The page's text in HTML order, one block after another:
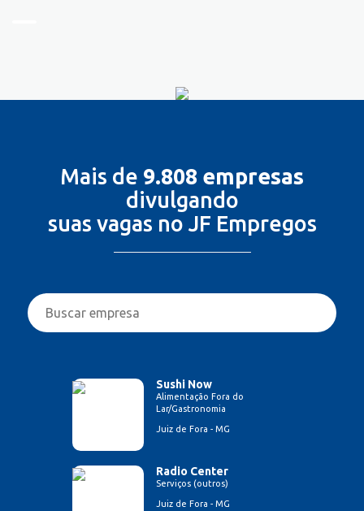
Mais de 9.808 empresas
divulgando
suas vagas no JF Empregos
Sushi Now
Alimentação Fora do
Lar/Gastronomia
Juiz de Fora - MG
Radio Center
Serviços (outros)
Juiz de Fora - MG